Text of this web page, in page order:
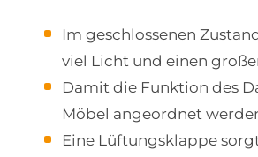
Im geschlossenen
viel Licht und einen
Damit die Funktion des
Möbel angeordnet
Eine Lüftungsklappe